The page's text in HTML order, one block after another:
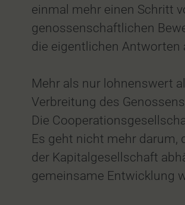
einmal mehr einen Schritt
genossenschaftlichen
die eigentlichen Antworten
Mehr als nur lohnenswert
Verbreitung des
Die
Es geht nicht mehr darum,
der Kapitalgesellschaft
gemeinsame Entwicklung